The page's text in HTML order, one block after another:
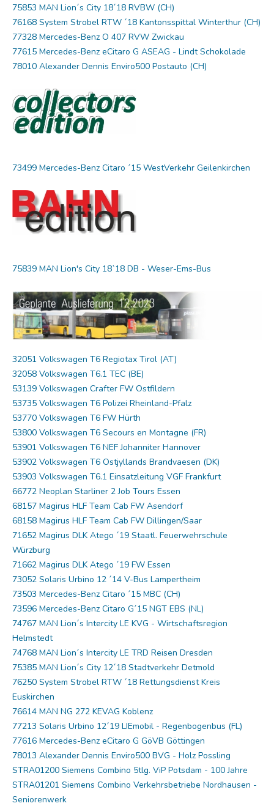
75853 MAN Lion´s City 18´18 RVBW (CH)
76168 System Strobel RTW ´18 Kantonsspittal Winterthur (CH)
77328 Mercedes-Benz O 407 RVW Zwickau
77615 Mercedes-Benz eCitaro G ASEAG - Lindt Schokolade
78010 Alexander Dennis Enviro500 Postauto (CH)
73499 Mercedes-Benz Citaro ´15 WestVerkehr Geilenkirchen
75839 MAN Lion's City 18`18 DB - Weser-Ems-Bus
32051 Volkswagen T6 Regiotax Tirol (AT)
32058 Volkswagen T6.1 TEC (BE)
53139 Volkswagen Crafter FW Ostfildern
53735 Volkswagen T6 Polizei Rheinland-Pfalz
53770 Volkswagen T6 FW Hürth
53800 Volkswagen T6 Secours en Montagne (FR)
53901 Volkswagen T6 NEF Johanniter Hannover
53902 Volkswagen T6 Ostjyllands Brandvaesen (DK)
53903 Volkswagen T6.1 Einsatzleitung VGF Frankfurt
66772 Neoplan Starliner 2 Job Tours Essen
68157 Magirus HLF Team Cab FW Asendorf
68158 Magirus HLF Team Cab FW Dillingen/Saar
71652 Magirus DLK Atego ´19 Staatl. Feuerwehrschule
Würzburg
71662 Magirus DLK Atego ´19 FW Essen
73052 Solaris Urbino 12 ´14 V-Bus Lampertheim
73503 Mercedes-Benz Citaro ´15 MBC (CH)
73596 Mercedes-Benz Citaro G´15 NGT EBS (NL)
74767 MAN Lion´s Intercity LE KVG - Wirtschaftsregion
Helmstedt
74768 MAN Lion´s Intercity LE TRD Reisen Dresden
75385 MAN Lion´s City 12´18 Stadtverkehr Detmold
76250 System Strobel RTW ´18 Rettungsdienst Kreis
Euskirchen
76614 MAN NG 272 KEVAG Koblenz
77213 Solaris Urbino 12´19 LIEmobil - Regenbogenbus (FL)
77616 Mercedes-Benz eCitaro G GöVB Göttingen
78013 Alexander Dennis Enviro500 BVG - Holz Possling
STRA01200 Siemens Combino 5tlg. ViP Potsdam - 100 Jahre
STRA01201 Siemens Combino Verkehrsbetriebe Nordhausen -
Seniorenwerk